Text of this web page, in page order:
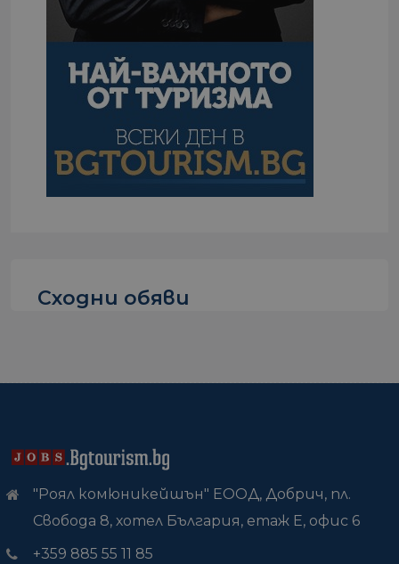
Сходни обяви
"Роял комюникейшън" ЕООД, Добрич, пл.
Свобода 8, хотел България, етаж Е, офис 6
+359 885 55 11 85